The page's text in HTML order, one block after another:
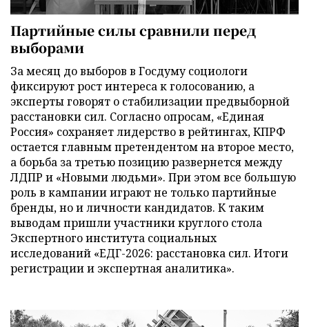
Партийные силы сравнили перед
выборами
За месяц до выборов в Госдуму социологи
фиксируют рост интереса к голосованию, а
эксперты говорят о стабилизации предвыборной
расстановки сил. Согласно опросам, «Единая
Россия» сохраняет лидерство в рейтингах, КПРФ
остается главным претендентом на второе место,
а борьба за третью позицию развернется между
ЛДПР и «Новыми людьми». При этом все большую
роль в кампании играют не только партийные
бренды, но и личности кандидатов. К таким
выводам пришли участники круглого стола
Экспертного института социальных
исследований «ЕДГ-2026: расстановка сил. Итоги
регистрации и экспертная аналитика».